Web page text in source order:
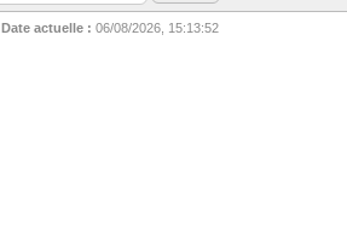
Date actuelle : 06/08/2026, 15:13:52